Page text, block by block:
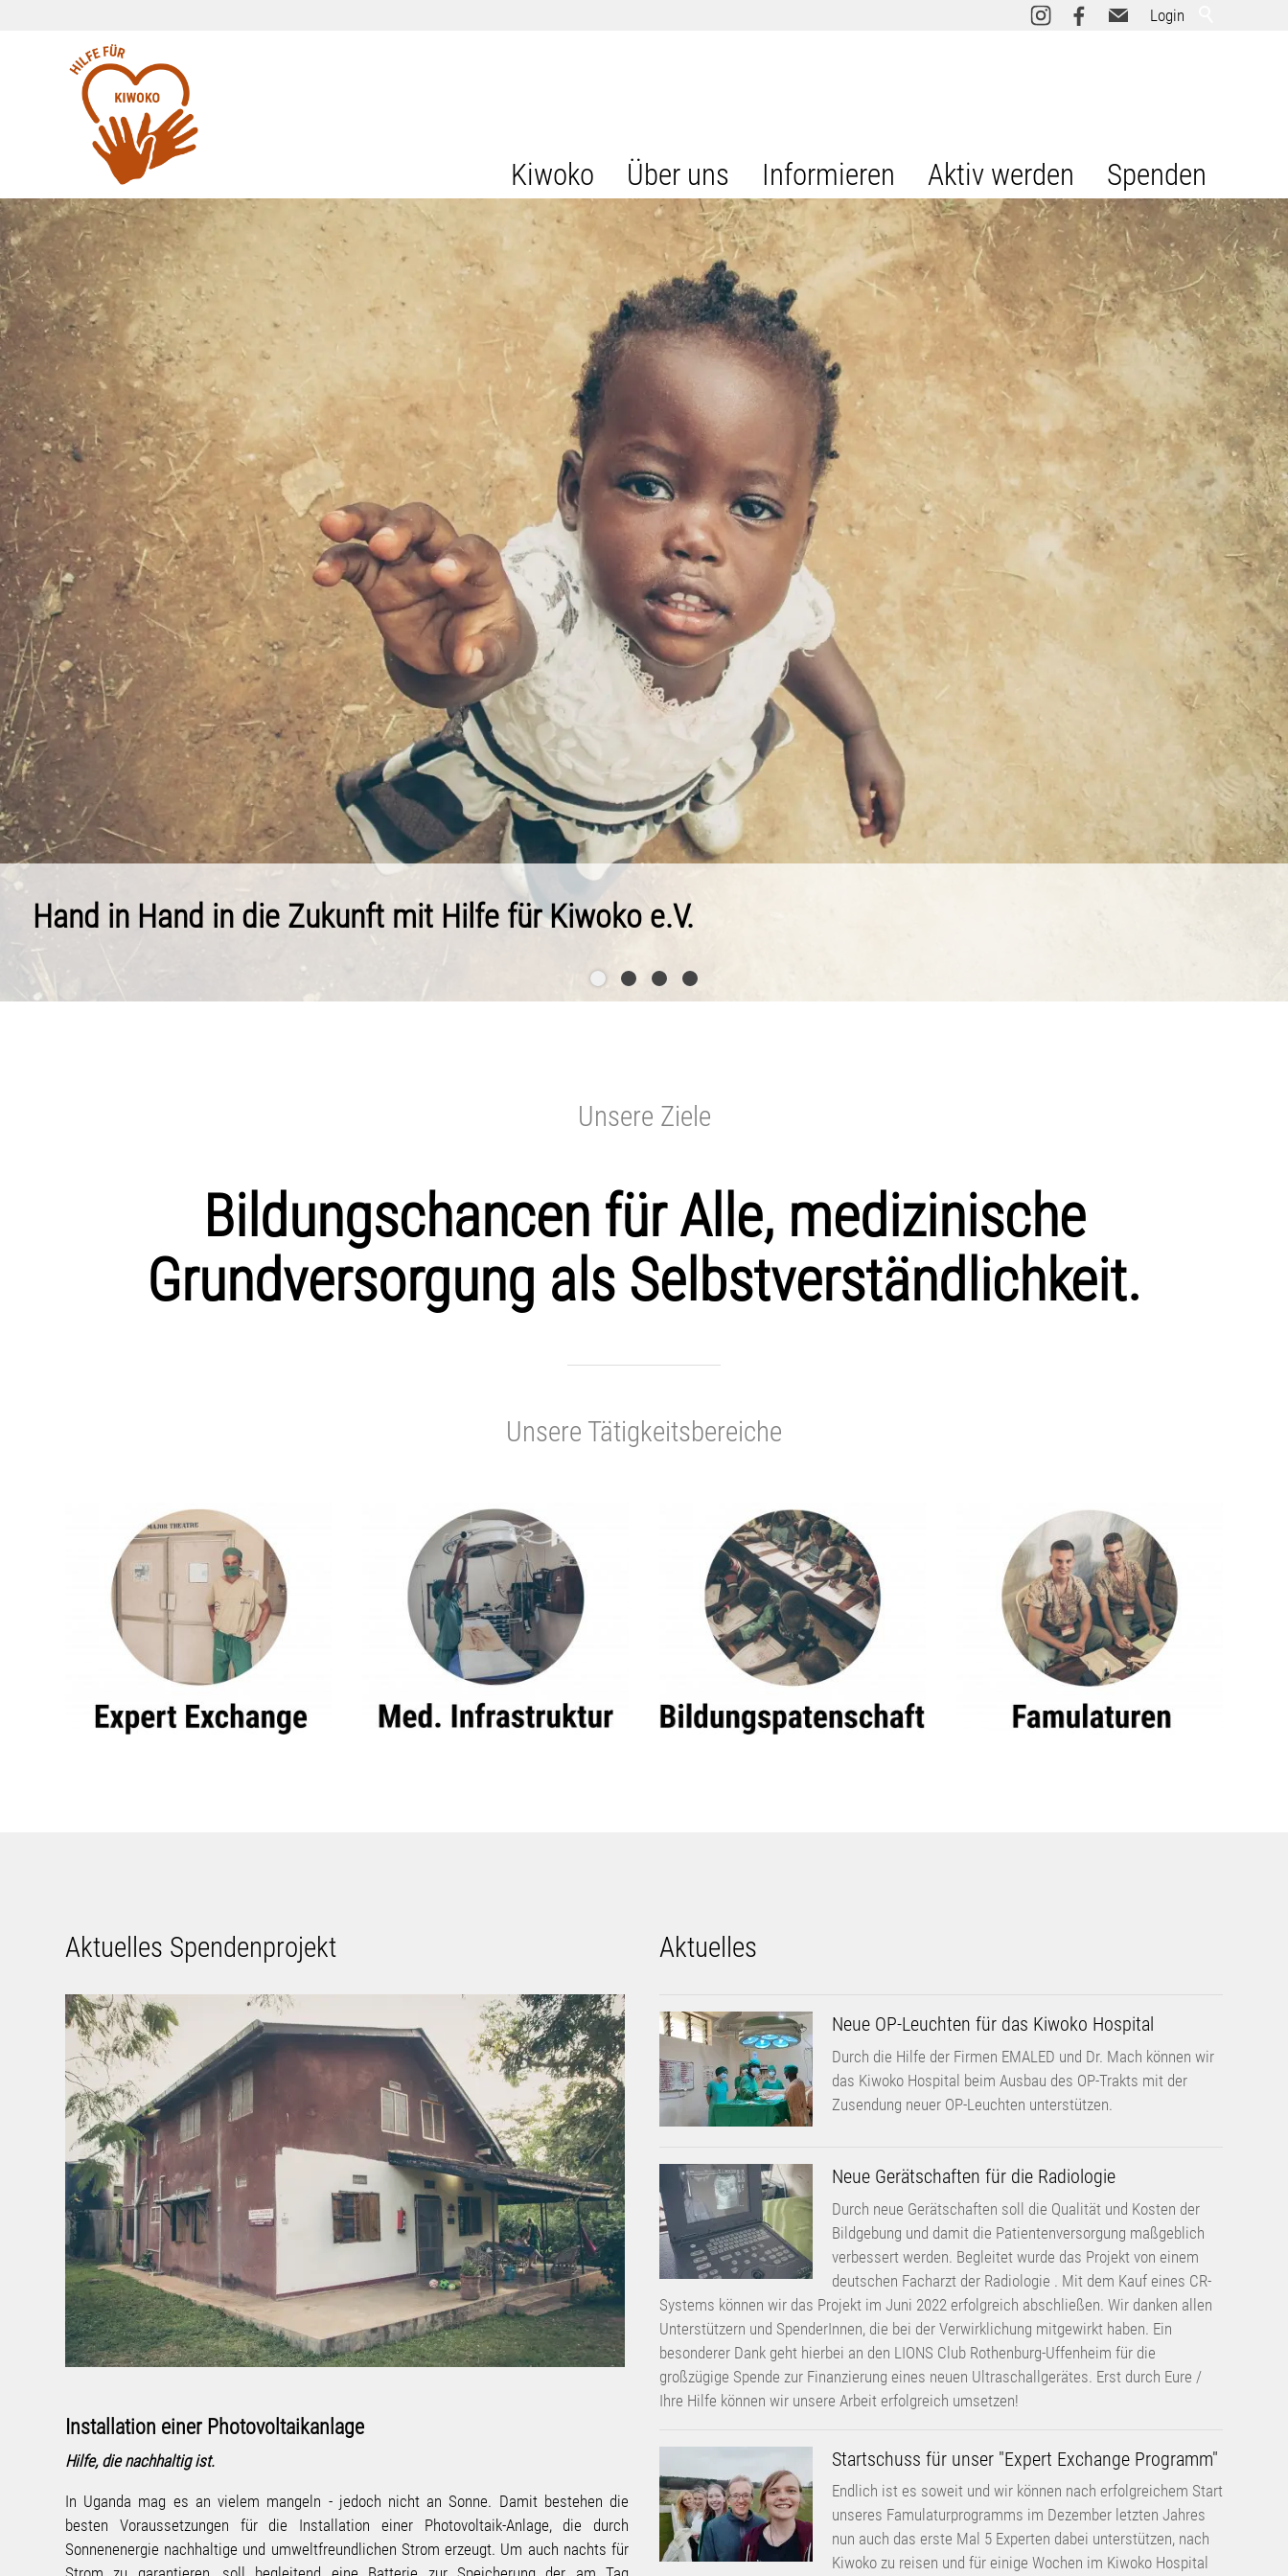
Login
Kiwoko Über uns Informieren Aktiv werden Spenden
Bildung als Hilfe zur Selbsthilfe
Bildungschancen für Alle, medizinische
Grundversorgung als Selbstverständlichkeit.
Installation einer Photovoltaikanlage
Hilfe, die nachhaltig ist.
besten Voraussetzungen für die Installation einer Photovoltaik-Anlage, die durch
Sonnenenergie nachhaltige und umweltfreundlichen Strom erzeugt. Um auch nachts für
gewonnenen Energie beschafft werden. So können wir neben der Senkung der
monatlichen Kosten auch nächtliche Stromausfälle und die fatalen Folgen verhindern.
Zusendung neuer OP-Leuchten unterstützen.
Neue Gerätschaften für die Radiologie
Durch neue Gerätschaften soll die Qualität und Kosten der
verbessert werden. Begleitet wurde das Projekt von einem
deutschen Facharzt der Radiologie . Mit dem Kauf eines CR-
Systems können wir das Projekt im Juni 2022 erfolgreich abschließen. Wir danken allen
Unterstützern und SpenderInnen, die bei der Verwirklichung mitgewirkt haben. Ein
besonderer Dank geht hierbei an den LIONS Club Rothenburg-Uffenheim für die
großzügige Spende zur Finanzierung eines neuen Ultraschallgerätes. Erst durch Eure /
Ihre Hilfe können wir unsere Arbeit erfolgreich umsetzen!
Startschuss für unser "Expert Exchange Programm"
Endlich ist es soweit und wir können nach erfolgreichem Start
nun auch das erste Mal 5 Experten dabei unterstützen, nach
Kiwoko zu reisen und für einige Wochen im Kiwoko Hospital
tätig zu sein.
< 1 2 3 >